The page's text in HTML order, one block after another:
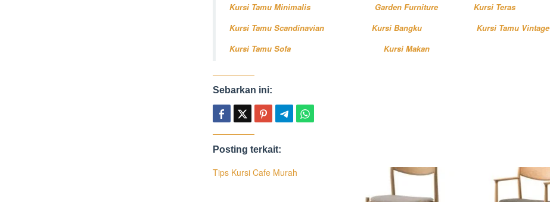
Kursi Tamu Minimalis
Garden Furniture
Kursi Teras
Kursi Tamu Scandinavian
Kursi Bangku
Kursi Tamu Vintage
Kursi Tamu Sofa
Kursi Makan
Sebarkan ini:
Posting terkait:
Tips Kursi Cafe Murah